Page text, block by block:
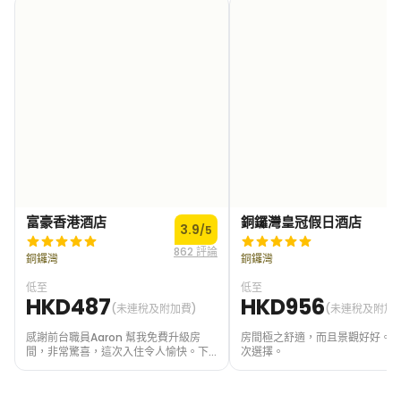
富豪香港酒店
銅鑼灣
3.9/5
862 評論
低至
HKD487(未連稅及附加費)
感謝前台職員Aaron 幫我免費升級房
間，非常驚喜，這次入住令人愉快。下
銅鑼灣皇冠假日酒店
銅鑼灣
低至
HKD956(未連稅及附加
房間極之舒適，而且景觀好好。
次選擇。